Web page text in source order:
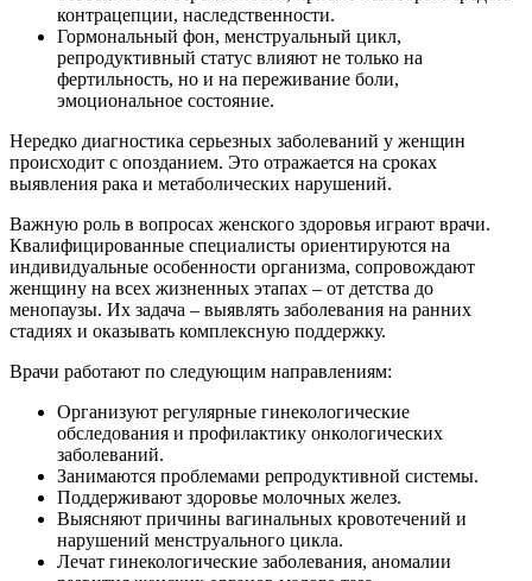
контрацепции, наследственности.
Гормональный фон, менструальный цикл,
репродуктивный статус влияют не только на
фертильность, но и на переживание боли,
эмоциональное состояние.
Нередко диагностика серьезных заболеваний у женщин
происходит с опозданием. Это отражается на сроках
выявления рака и метаболических нарушений.
Важную роль в вопросах женского здоровья играют врачи.
Квалифицированные специалисты ориентируются на
индивидуальные особенности организма, сопровождают
женщину на всех жизненных этапах – от детства до
менопаузы. Их задача – выявлять заболевания на ранних
стадиях и оказывать комплексную поддержку.
Врачи работают по следующим направлениям:
Организуют регулярные гинекологические
обследования и профилактику онкологических
заболеваний.
Занимаются проблемами репродуктивной системы.
Поддерживают здоровье молочных желез.
Выясняют причины вагинальных кровотечений и
нарушений менструального цикла.
Лечат гинекологические заболевания, аномалии